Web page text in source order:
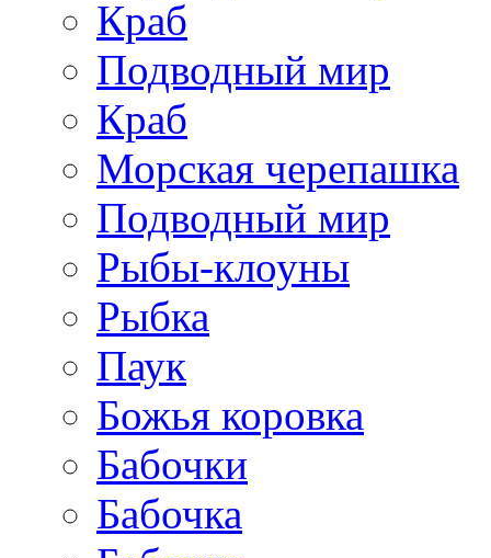
Краб
Подводный мир
Краб
Морская черепашка
Подводный мир
Рыбы-клоуны
Рыбка
Паук
Божья коровка
Бабочки
Бабочка